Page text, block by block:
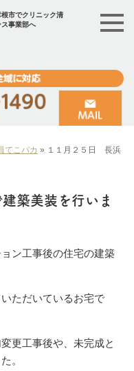
市でクリニック清
事業部へ
てこパカ » １１月２５日 長浜
築美装を行いま
ン工事後の住宅の建築
ただいているお宅で
更工事後や、未完成と
。